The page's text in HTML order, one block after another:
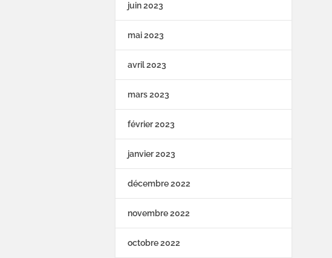
juin 2023
mai 2023
avril 2023
mars 2023
février 2023
janvier 2023
décembre 2022
novembre 2022
octobre 2022